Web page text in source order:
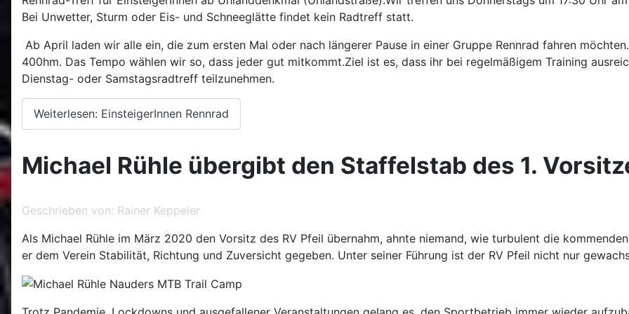
Bei Unwetter, Sturm oder Eis- und Schneeglätte findet kein Radtreff statt.
Ab April laden wir alle ein, die zum ersten Mal oder nach längerer Pause in einer Gruppe Rennrad fahren
400hm. Das Tempo wählen wir so, dass jeder gut mitkommt.Ziel ist es, dass ihr bei regelmäßigem Training
Dienstag- oder Samstagsradtreff teilzunehmen.
Weiterlesen: EinsteigerInnen Rennrad
Michael Rühle übergibt den Staffelstab des 1.
Geschrieben von: Rainer Keppeler
Als Michael Rühle im März 2020 den Vorsitz des RV Pfeil übernahm, ahnte niemand, wie turbulent die
er dem Verein Stabilität, Richtung und Zuversicht gegeben. Unter seiner Führung ist der RV Pfeil nicht nur